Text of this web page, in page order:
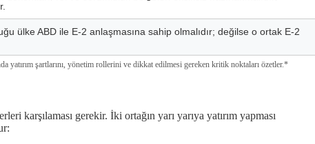
ülke ABD ile E-2 anlaşmasına sahip olmalıdır; değilse o ortak E-2
yatırım şartlarını, yönetim rollerini ve dikkat edilmesi gereken kritik noktaları özetler.*
karşılaması gerekir. İki ortağın yarı yarıya yatırım yapması